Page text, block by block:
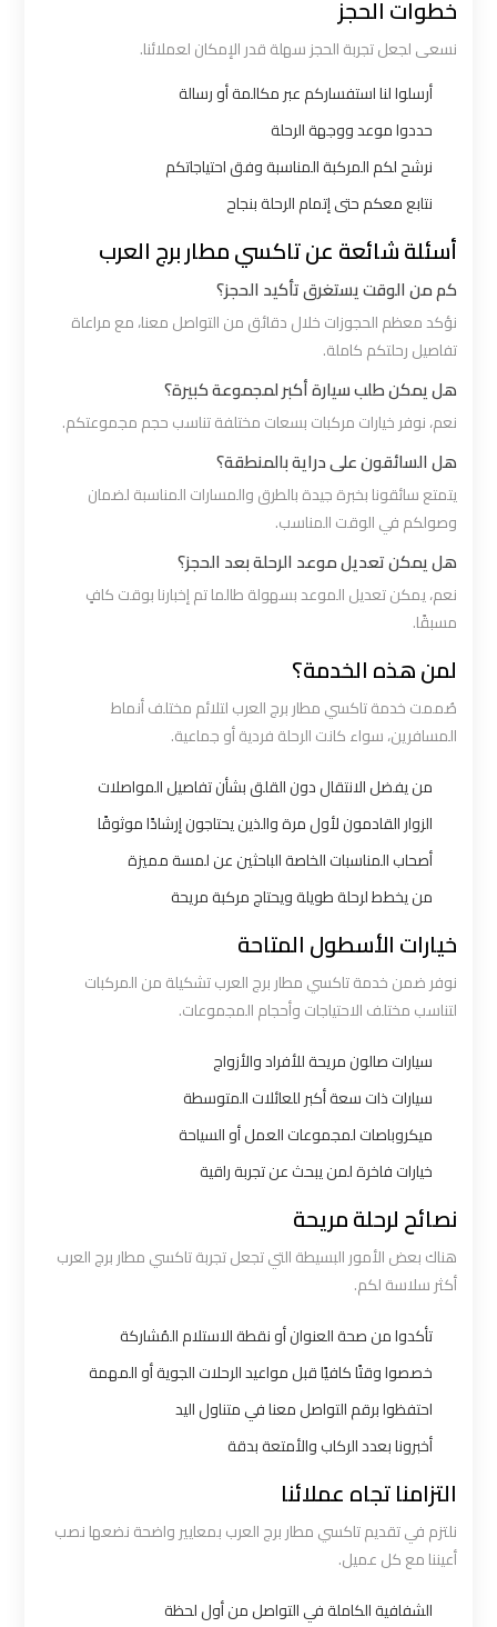
خطوات الحجز
نسعى لجعل تجربة الحجز سهلة قدر الإمكان لعملائنا.
أرسلوا لنا استفساركم عبر مكالمة أو رسالة
حددوا موعد ووجهة الرحلة
نرشح لكم المركبة المناسبة وفق احتياجاتكم
نتابع معكم حتى إتمام الرحلة بنجاح
أسئلة شائعة عن تاكسي مطار برج العرب
كم من الوقت يستغرق تأكيد الحجز؟
نؤكد معظم الحجوزات خلال دقائق من التواصل معنا، مع مراعاة
تفاصيل رحلتكم كاملة.
هل يمكن طلب سيارة أكبر لمجموعة كبيرة؟
نعم، نوفر خيارات مركبات بسعات مختلفة تناسب حجم مجموعتكم.
هل السائقون على دراية بالمنطقة؟
يتمتع سائقونا بخبرة جيدة بالطرق والمسارات المناسبة لضمان
وصولكم في الوقت المناسب.
هل يمكن تعديل موعد الرحلة بعد الحجز؟
نعم، يمكن تعديل الموعد بسهولة طالما تم إخبارنا بوقت كافٍ
مسبقًا.
لمن هذه الخدمة؟
صُممت خدمة تاكسي مطار برج العرب لتلائم مختلف أنماط
المسافرين، سواء كانت الرحلة فردية أو جماعية.
من يفضل الانتقال دون القلق بشأن تفاصيل المواصلات
الزوار القادمون لأول مرة والذين يحتاجون إرشادًا موثوقًا
أصحاب المناسبات الخاصة الباحثين عن لمسة مميزة
من يخطط لرحلة طويلة ويحتاج مركبة مريحة
خيارات الأسطول المتاحة
نوفر ضمن خدمة تاكسي مطار برج العرب تشكيلة من المركبات
لتناسب مختلف الاحتياجات وأحجام المجموعات.
سيارات صالون مريحة للأفراد والأزواج
سيارات ذات سعة أكبر للعائلات المتوسطة
ميكروباصات لمجموعات العمل أو السياحة
خيارات فاخرة لمن يبحث عن تجربة راقية
نصائح لرحلة مريحة
هناك بعض الأمور البسيطة التي تجعل تجربة تاكسي مطار برج العرب
أكثر سلاسة لكم.
تأكدوا من صحة العنوان أو نقطة الاستلام المُشاركة
خصصوا وقتًا كافيًا قبل مواعيد الرحلات الجوية أو المهمة
احتفظوا برقم التواصل معنا في متناول اليد
أخبرونا بعدد الركاب والأمتعة بدقة
التزامنا تجاه عملائنا
نلتزم في تقديم تاكسي مطار برج العرب بمعايير واضحة نضعها نصب
أعيننا مع كل عميل.
الشفافية الكاملة في التواصل من أول لحظة
ليموزين
الاسكندريه
الأحمر
القاهرة
ليموزين
السخنة
ليموزين
القاهرة
اسكندرية
ليموزين
المطار
الساخن
القاهرة
اسكندرية
ليموزين